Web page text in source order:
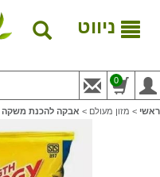
ניווט
0
ראשי > מזון מעולם > אבקה להכנת משקה Nestle Nestomalt